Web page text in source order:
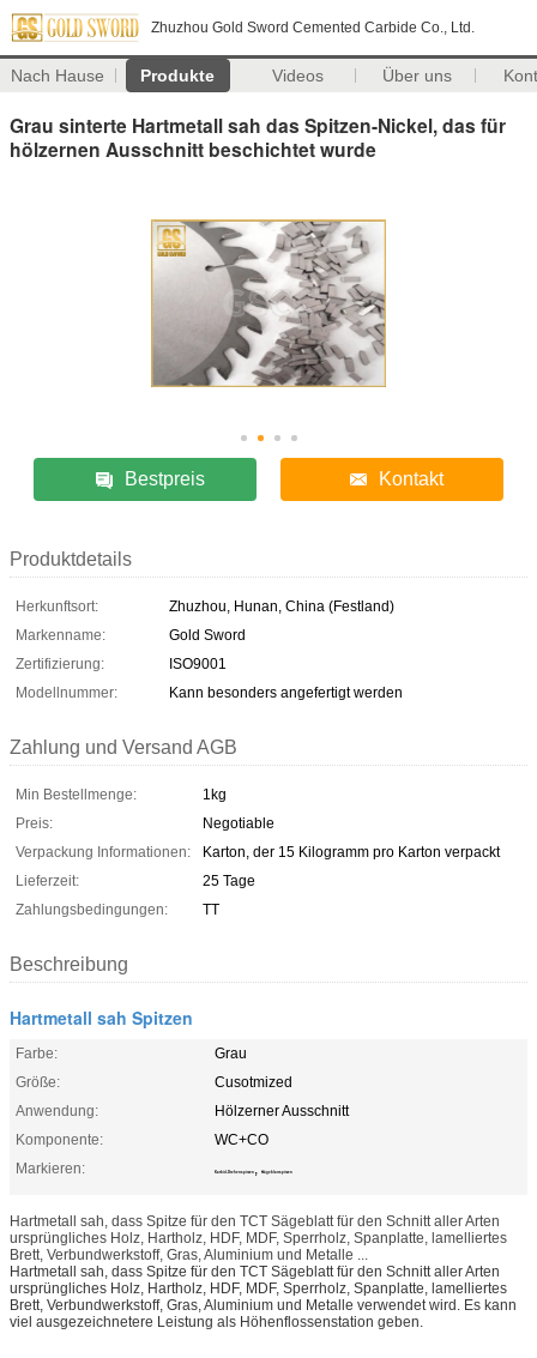
Zhuzhou Gold Sword Cemented Carbide Co., Ltd.
Nach Hause Produkte Videos Über uns
Grau sinterte Hartmetall sah das Spitzen-Nickel, das für
hölzernen Ausschnitt beschichtet wurde
Bestpreis Kontakt
Produktdetails
Herkunftsort:
Zhuzhou, Hunan, China (Festland)
Markenname:
Gold Sword
Zertifizierung:
ISO9001
Modellnummer:
Kann besonders angefertigt werden
Zahlung und Versand AGB
Min Bestellmenge:
1kg
Preis:
Negotiable
Verpackung Informationen:
Karton, der 15 Kilogramm pro Karton verpackt
Lieferzeit:
25 Tage
Zahlungsbedingungen:
TT
Beschreibung
Hartmetall sah Spitzen
Farbe:
Grau
Größe:
Cusotmized
Anwendung:
Hölzerner Ausschnitt
Komponente:
WC+CO
Markieren:
Karbid-Drehenspitzen , Sägeblattspitzen
Hartmetall sah, dass Spitze für den TCT Sägeblatt für den Schnitt aller Arten
ursprüngliches Holz, Hartholz, HDF, MDF, Sperrholz, Spanplatte, lamelliertes
Brett, Verbundwerkstoff, Gras, Aluminium und Metalle ...
Hartmetall sah, dass Spitze für den TCT Sägeblatt für den Schnitt aller Arten
ursprüngliches Holz, Hartholz, HDF, MDF, Sperrholz, Spanplatte, lamelliertes
Brett, Verbundwerkstoff, Gras, Aluminium und Metalle verwendet wird. Es kann
viel ausgezeichnetere Leistung als Höhenflossenstation geben.